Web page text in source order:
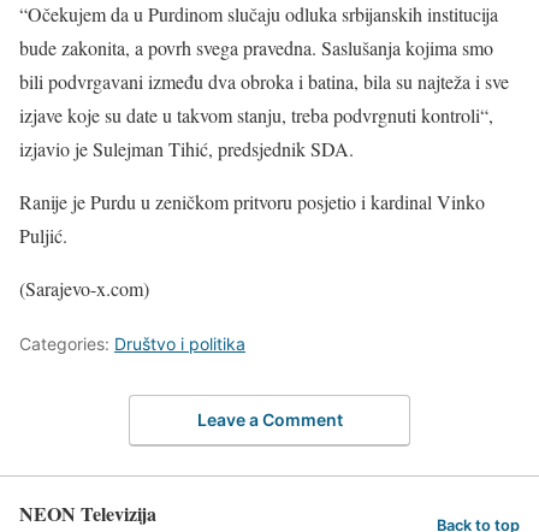
“Očekujem da u Purdinom slučaju odluka srbijanskih institucija
bude zakonita, a povrh svega pravedna. Saslušanja kojima smo
bili podvrgavani između dva obroka i batina, bila su najteža i sve
izjave koje su date u takvom stanju, treba podvrgnuti kontroli“,
izjavio je Sulejman Tihić, predsjednik SDA.
Ranije je Purdu u zeničkom pritvoru posjetio i kardinal Vinko
Puljić.
(Sarajevo-x.com)
Categories: Društvo i politika
Leave a Comment
NEON Televizija Back to top